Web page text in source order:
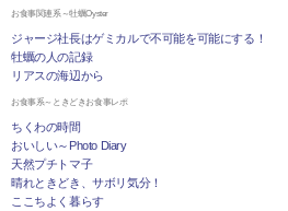
お食事関連系～牡蠣Oyster
ジャージ社長はゲミカルで不可能を可能にする！
牡蠣の人の記録
リアスの海辺から
お食事系～ときどきお食事レポ
ちくわの時間
おいしい～Photo Diary
天然プチトマ子
晴れときどき、サボリ気分！
ここちよく暮らす